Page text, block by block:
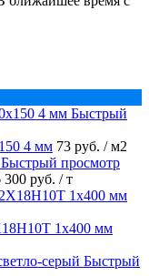
Быстрый
4 мм 73 руб. / м2
Быстрый просмотр
300 руб. / т
1х400 мм
Быстрый